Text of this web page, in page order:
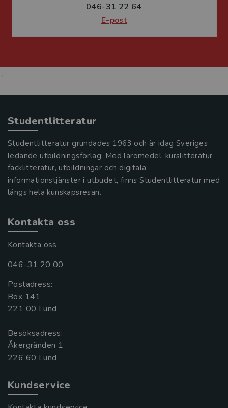
046-31 22 64
E-post
;
Studentlitteratur
Studentlitteratur grundades 1963 och är idag Sveriges
ledande utbildningsförlag. Med läromedel, kurslitteratur,
facklitteratur, utbildningar och digitala
informationstjänster i utbudet, finns Studentlitteratur med
längs hela kunskapsresan.
Kontakta oss
Kontakta oss
046-31 20 00
Postadress:
Box 141
221 00 Lund
Besöksadress:
Åkergränden 1
Kundservice